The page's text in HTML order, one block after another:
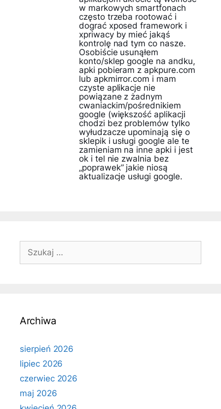
w markowych smartfonach
często trzeba rootować i
dograć xposed framework i
xpriwacy by mieć jakąś
kontrolę nad tym co nasze.
Osobiście usunąłem
konto/sklep google na andku,
apki pobieram z apkpure.com
lub apkmirror.com i mam
czyste aplikacje nie
powiązane z żadnym
cwaniackim/pośrednikiem
google (większość aplikacji
chodzi bez problemów tylko
wyłudzacze upominają się o
sklepik i usługi google ale te
zamieniam na inne apki i jest
ok i tel nie zwalnia bez
„poprawek” jakie niosą
aktualizacje usługi google.
Szukaj:
Archiwa
sierpień 2026
lipiec 2026
czerwiec 2026
maj 2026